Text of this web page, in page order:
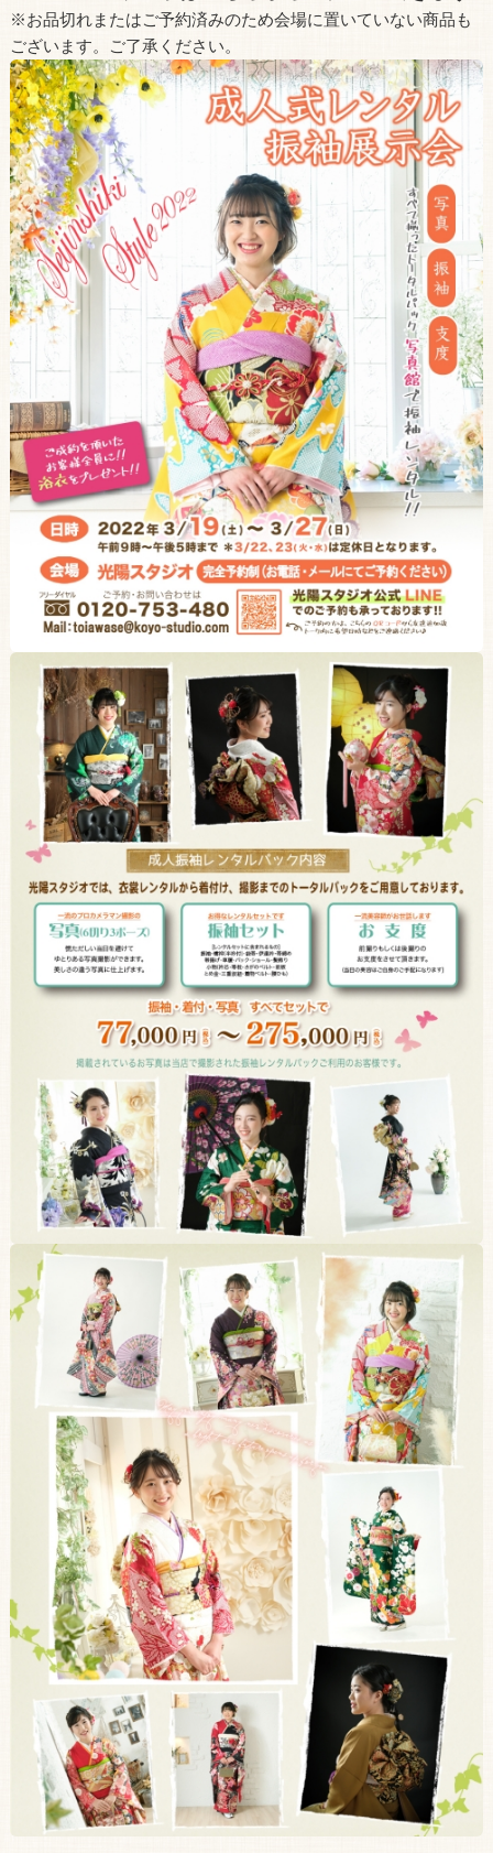
※お品切れまたはご予約済みのため会場に置いていない商品も
ございます。ご了承ください。